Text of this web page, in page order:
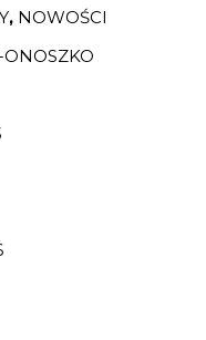
, NOWOŚCI